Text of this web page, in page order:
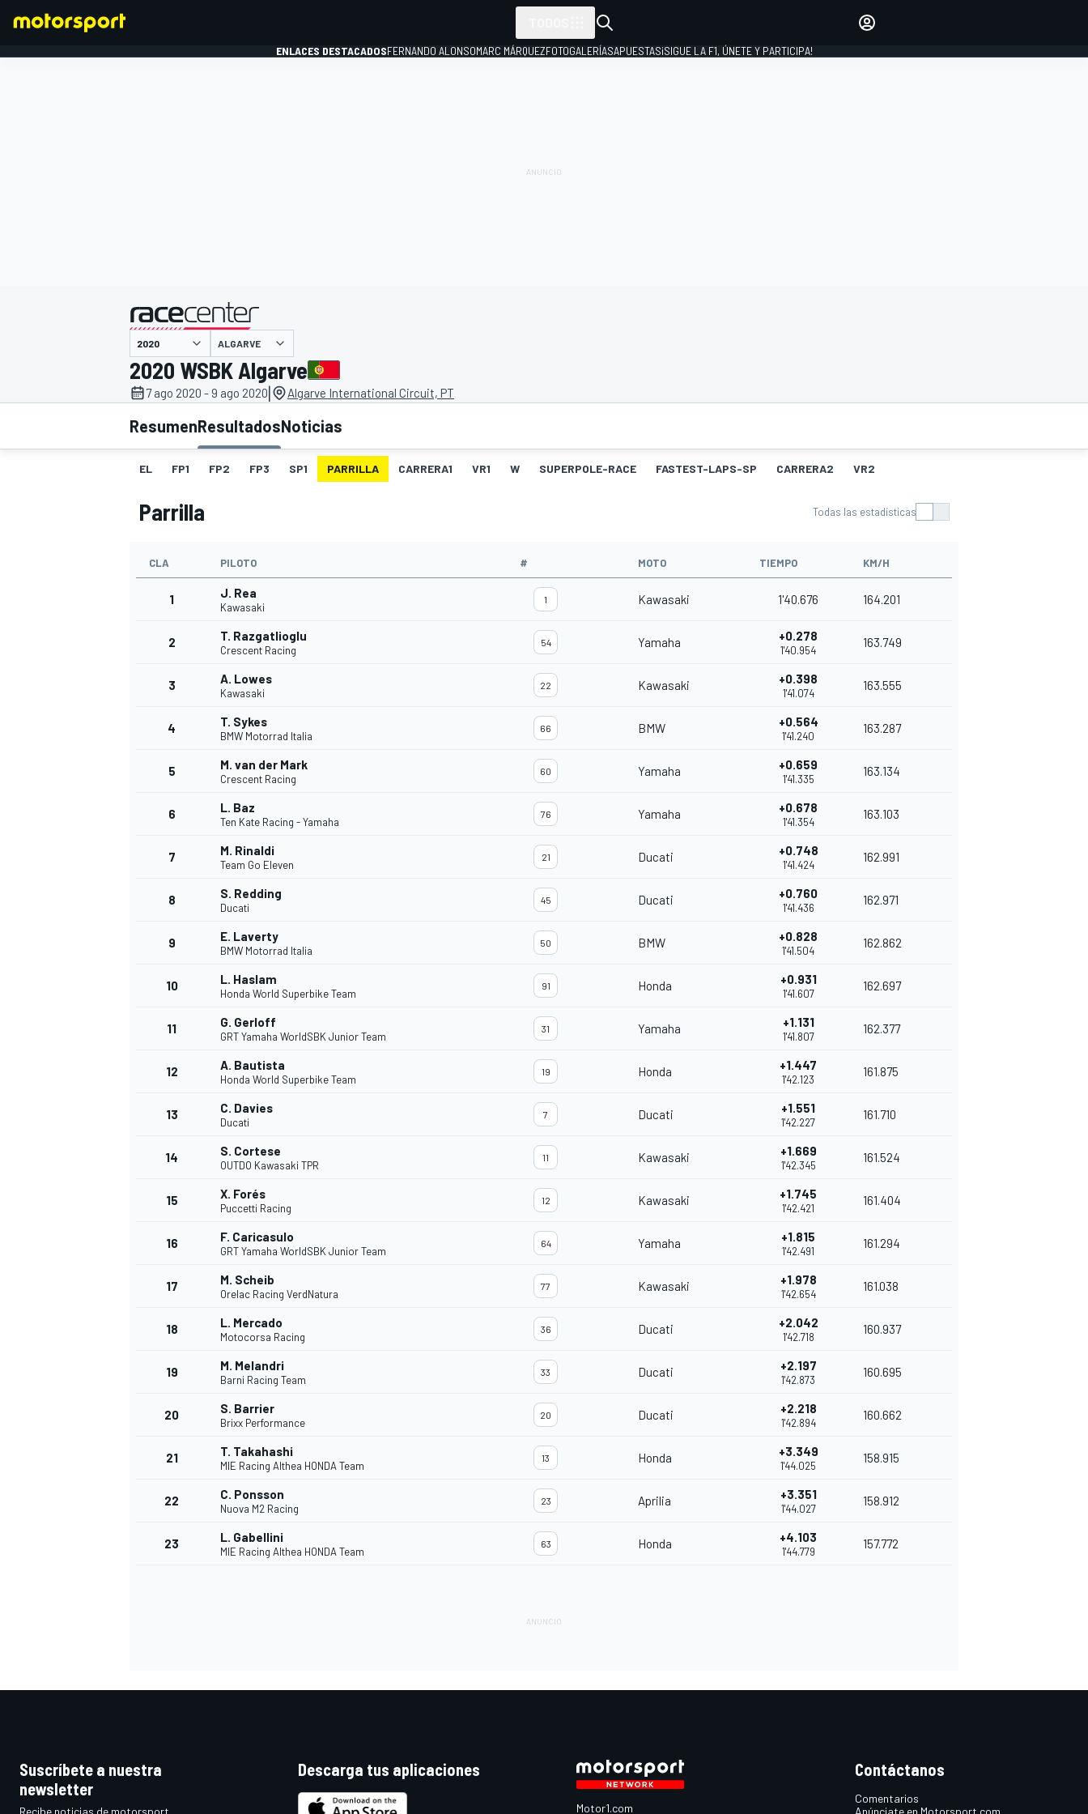
INDYCAR WRC
FÓRMULA E
ENLACES DESTACADOSFERNANDO ALONSOMARC MÁRQUEZFOTOGALERÍASAPUESTAS¡SIGUE LA F1, ÚNETE Y PARTICIPA!
presentado por
ALGARVE
2020 WSBK Algarve
7 ago 2020 - 9 ago 2020| Algarve International Circuit, PT
ResumenResultadosNoticias
EL FP1 FP2 FP3 SP1 PARRILLA CARRERA1 VR1 W SUPERPOLE-RACE FASTEST-LAPS-SP CARRERA2 VR2
Parrilla Todas las estadísticas
CLA PILOTO # MOTO TIEMPO KM/H
1 J. Rea
Kawasaki
1 Kawasaki 1'40.676 164.201
2 T. Razgatlioglu
Crescent Racing
54 Yamaha +0.278
1'40.954
163.749
3 A. Lowes
Kawasaki
22 Kawasaki +0.398
1'41.074
163.555
4 T. Sykes
BMW Motorrad Italia
66 BMW +0.564
1'41.240
163.287
5 M. van der Mark
Crescent Racing
60 Yamaha +0.659
1'41.335
163.134
6 L. Baz
Ten Kate Racing - Yamaha
76 Yamaha +0.678
1'41.354
163.103
7 M. Rinaldi
Team Go Eleven
21 Ducati +0.748
1'41.424
162.991
8 S. Redding
Ducati
45 Ducati +0.760
1'41.436
162.971
9 E. Laverty
BMW Motorrad Italia
50 BMW +0.828
1'41.504
162.862
10 L. Haslam
Honda World Superbike Team
91 Honda +0.931
1'41.607
162.697
11 G. Gerloff
GRT Yamaha WorldSBK Junior Team
31 Yamaha +1.131
1'41.807
162.377
12 A. Bautista
Honda World Superbike Team
19 Honda +1.447
1'42.123
161.875
13 C. Davies
Ducati
7 Ducati +1.551
1'42.227
161.710
14 S. Cortese
OUTDO Kawasaki TPR
11 Kawasaki +1.669
1'42.345
161.524
15 X. Forés
Puccetti Racing
12 Kawasaki +1.745
1'42.421
161.404
16 F. Caricasulo
GRT Yamaha WorldSBK Junior Team
64 Yamaha +1.815
1'42.491
161.294
17 M. Scheib
Orelac Racing VerdNatura
77 Kawasaki +1.978
1'42.654
161.038
18 L. Mercado
Motocorsa Racing
36 Ducati +2.042
1'42.718
160.937
19 M. Melandri
Barni Racing Team
33 Ducati +2.197
1'42.873
160.695
20 S. Barrier
Brixx Performance
20 Ducati +2.218
1'42.894
160.662
21 T. Takahashi
MIE Racing Althea HONDA Team
13 Honda +3.349
1'44.025
158.915
22 C. Ponsson
Nuova M2 Racing
23 Aprilia +3.351
1'44.027
158.912
23 L. Gabellini
MIE Racing Althea HONDA Team
63 Honda +4.103
1'44.779
157.772
Suscríbete a nuestra
newsletter
Recibe noticias de motorsport,
Descarga tus aplicaciones
Motor1.com
Contáctanos
Comentarios
Anúnciate en Motorsport.com